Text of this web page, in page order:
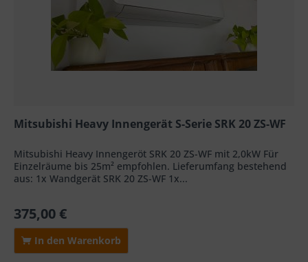
Mitsubishi Heavy Innengerät S-Serie SRK 20 ZS-WF
Mitsubishi Heavy Innengeröt SRK 20 ZS-WF mit 2,0kW Für
Einzelräume bis 25m² empfohlen. Lieferumfang bestehend
aus: 1x Wandgerät SRK 20 ZS-WF 1x...
375,00 €
In den Warenkorb